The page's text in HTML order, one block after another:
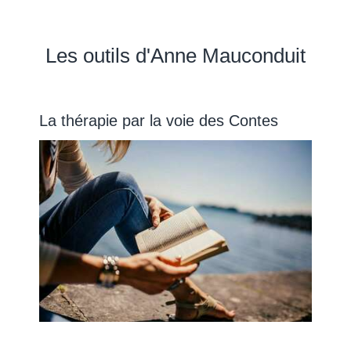
Les outils d'Anne Mauconduit
La thérapie par la voie des Contes